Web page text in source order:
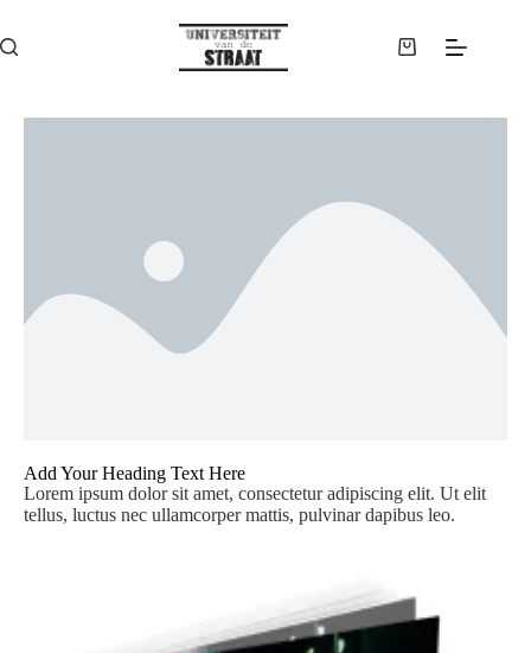
Add Your Heading Text Here
Lorem ipsum dolor sit amet, consectetur adipiscing elit. Ut elit
tellus, luctus nec ullamcorper mattis, pulvinar dapibus leo.